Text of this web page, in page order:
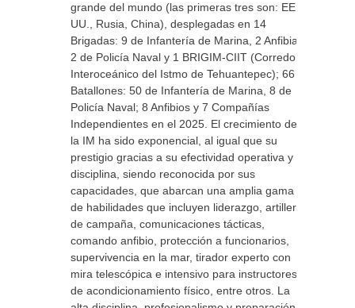
grande del mundo (las primeras tres son: EE.
UU., Rusia, China), desplegadas en 14
Brigadas: 9 de Infantería de Marina, 2 Anfibias,
2 de Policía Naval y 1 BRIGIM-CIIT (Corredor
Interoceánico del Istmo de Tehuantepec); 66
Batallones: 50 de Infantería de Marina, 8 de
Policía Naval; 8 Anfibios y 7 Compañías
Independientes en el 2025. El crecimiento de
la IM ha sido exponencial, al igual que su
prestigio gracias a su efectividad operativa y su
disciplina, siendo reconocida por sus
capacidades, que abarcan una amplia gama
de habilidades que incluyen liderazgo, artillería
de campaña, comunicaciones tácticas,
comando anfibio, protección a funcionarios,
supervivencia en la mar, tirador experto con
mira telescópica e intensivo para instructores
de acondicionamiento físico, entre otros. La